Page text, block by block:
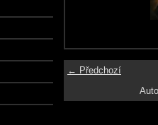
← Předchozí